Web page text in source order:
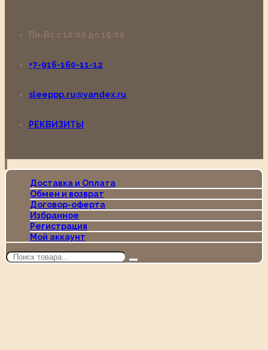
Пн-Вс с 10:00 до 19:00
+7-916-160-11-12
sleeppp.ru@yandex.ru
РЕКВИЗИТЫ
Доставка и Оплата
Обмен и возврат
Договор-оферта
Избранное
Регистрация
Мой аккаунт